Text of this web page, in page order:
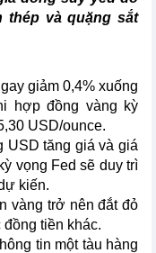
thép và quặng sắt
giảm 0,4% xuống
hợp đồng vàng kỳ
USD/ounce.
USD tăng giá và giá
vọng Fed sẽ duy trì
kiến.
vàng trở nên đắt đỏ
tiền khác.
tin một tàu hàng